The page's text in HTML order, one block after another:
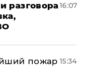
разговора16:07
пожар 15:34